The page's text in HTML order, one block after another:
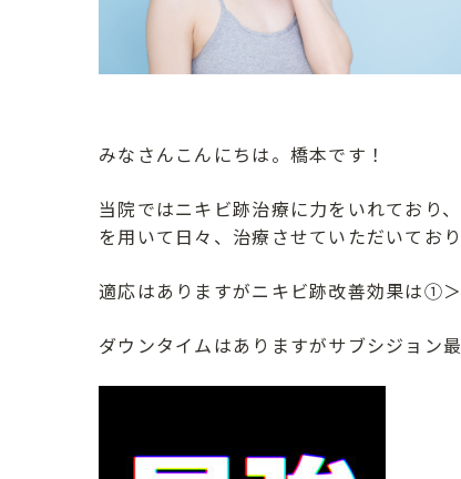
みなさんこんにちは。橋本です！
当院ではニキビ跡治療に力をいれてお
を用いて日々、治療させていただいており
適応はありますがニキビ跡改善効果は①
ダウンタイムはありますがサブシジョン